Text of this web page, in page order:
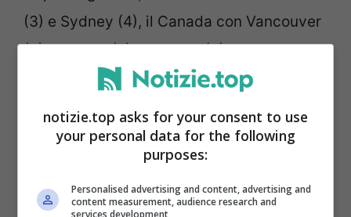
(3) e Sydney (4), il Canada con Vancouver
(5), Calgary (7) e Toronto (9), la Svizzera
con Zurigo (6) e Ginevra (8), il Giappone
Auckland (10).
Tra le città più piacevoli del 2023, latop
tenè quindi di nuovo monopolizzata da
notizie.top asks for your consent to use
your personal data for the following
purposes:
Personalised advertising and content, advertising and
content measurement, audience research and
services development